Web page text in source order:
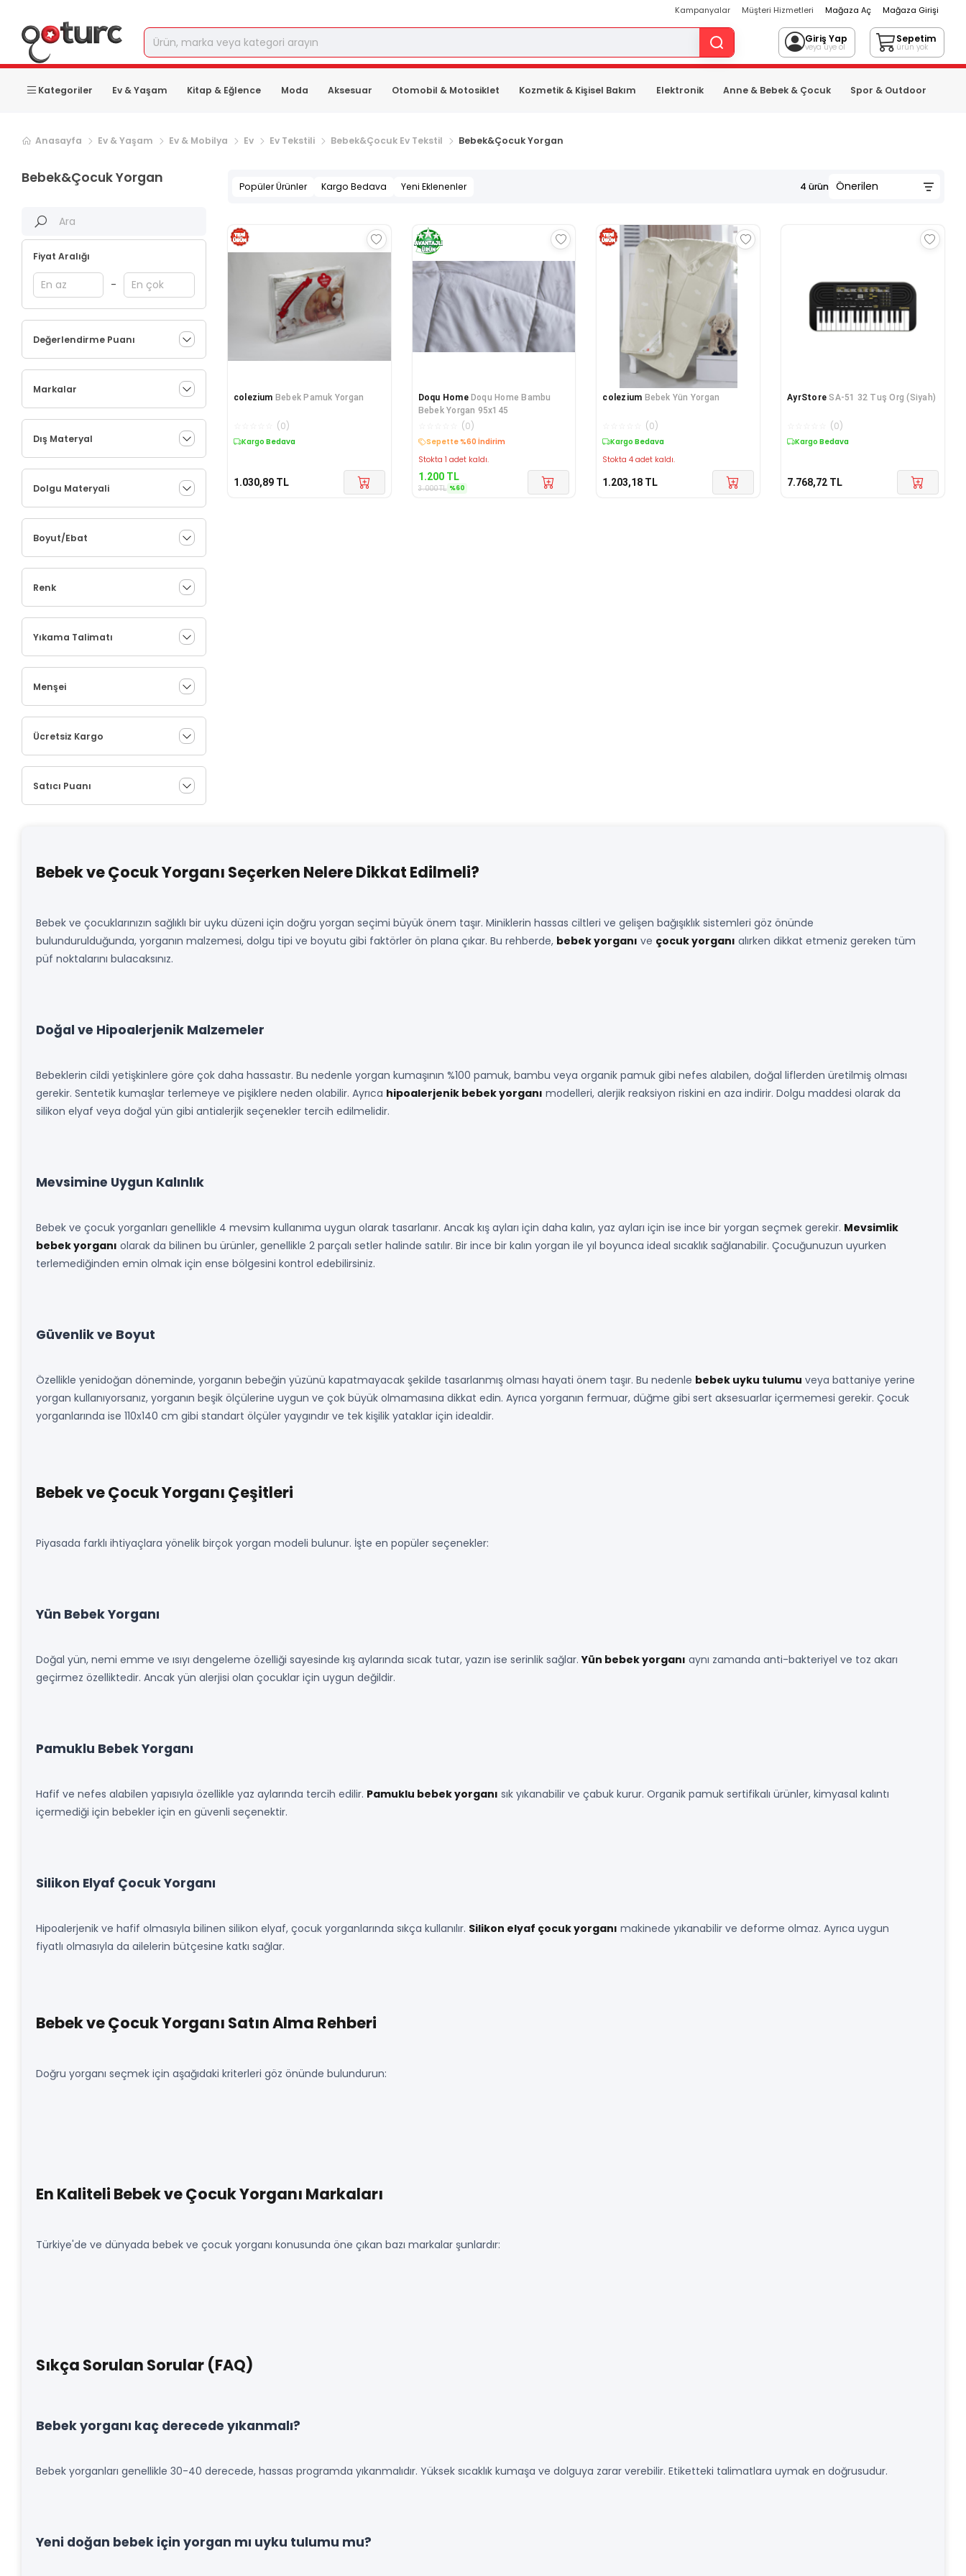
Kampanyalar Müşteri Hizmetleri Mağaza Aç Mağaza Girişi
Giriş Yap
veya üye ol
Sepetim
ürün yok
Kategoriler Ev & Yaşam Kitap & Eğlence Moda Aksesuar Otomobil & Motosiklet Kozmetik & Kişisel Bakım Elektronik Anne & Bebek & Çocuk Spor & Outdoor
Anasayfa Ev & Yaşam Ev & Mobilya Ev Ev Tekstili Bebek&Çocuk Ev Tekstil Bebek&Çocuk Yorgan
Bebek&Çocuk Yorgan
Fiyat Aralığı
-
Değerlendirme Puanı
Markalar
Dış Materyal
Dolgu Materyali
Boyut/Ebat
Renk
Yıkama Talimatı
Menşei
Ücretsiz Kargo
Satıcı Puanı
Popüler Ürünler Kargo Bedava Yeni Eklenenler 4 ürün
colezium Bebek Pamuk Yorgan
(0)
Kargo Bedava
1.030,89 TL
Doqu Home Doqu Home Bambu
Bebek Yorgan 95x145
(0)
Sepette %60 İndirim
Stokta 1 adet kaldı.
1.200 TL
3.000TL %60
colezium Bebek Yün Yorgan
(0)
Kargo Bedava
Stokta 4 adet kaldı.
1.203,18 TL
AyrStore SA-51 32 Tuş Org (Siyah)
(0)
Kargo Bedava
7.768,72 TL
Bebek ve Çocuk Yorganı Seçerken Nelere Dikkat Edilmeli?
Bebek ve çocuklarınızın sağlıklı bir uyku düzeni için doğru yorgan seçimi büyük önem taşır. Miniklerin hassas ciltleri ve gelişen bağışıklık sistemleri göz önünde
bulundurulduğunda, yorganın malzemesi, dolgu tipi ve boyutu gibi faktörler ön plana çıkar. Bu rehberde, bebek yorganı ve çocuk yorganı alırken dikkat etmeniz gereken tüm
püf noktalarını bulacaksınız.
Doğal ve Hipoalerjenik Malzemeler
Bebeklerin cildi yetişkinlere göre çok daha hassastır. Bu nedenle yorgan kumaşının %100 pamuk, bambu veya organik pamuk gibi nefes alabilen, doğal liflerden üretilmiş olması
gerekir. Sentetik kumaşlar terlemeye ve pişiklere neden olabilir. Ayrıca hipoalerjenik bebek yorganı modelleri, alerjik reaksiyon riskini en aza indirir. Dolgu maddesi olarak da
silikon elyaf veya doğal yün gibi antialerjik seçenekler tercih edilmelidir.
Mevsimine Uygun Kalınlık
Bebek ve çocuk yorganları genellikle 4 mevsim kullanıma uygun olarak tasarlanır. Ancak kış ayları için daha kalın, yaz ayları için ise ince bir yorgan seçmek gerekir. Mevsimlik
bebek yorganı olarak da bilinen bu ürünler, genellikle 2 parçalı setler halinde satılır. Bir ince bir kalın yorgan ile yıl boyunca ideal sıcaklık sağlanabilir. Çocuğunuzun uyurken
terlemediğinden emin olmak için ense bölgesini kontrol edebilirsiniz.
Güvenlik ve Boyut
Özellikle yenidoğan döneminde, yorganın bebeğin yüzünü kapatmayacak şekilde tasarlanmış olması hayati önem taşır. Bu nedenle bebek uyku tulumu veya battaniye yerine
yorgan kullanıyorsanız, yorganın beşik ölçülerine uygun ve çok büyük olmamasına dikkat edin. Ayrıca yorganın fermuar, düğme gibi sert aksesuarlar içermemesi gerekir. Çocuk
yorganlarında ise 110x140 cm gibi standart ölçüler yaygındır ve tek kişilik yataklar için idealdir.
Bebek ve Çocuk Yorganı Çeşitleri
Piyasada farklı ihtiyaçlara yönelik birçok yorgan modeli bulunur. İşte en popüler seçenekler:
Yün Bebek Yorganı
Doğal yün, nemi emme ve ısıyı dengeleme özelliği sayesinde kış aylarında sıcak tutar, yazın ise serinlik sağlar.Yün bebek yorganı aynı zamanda anti-bakteriyel ve toz akarı
geçirmez özelliktedir. Ancak yün alerjisi olan çocuklar için uygun değildir.
Pamuklu Bebek Yorganı
Hafif ve nefes alabilen yapısıyla özellikle yaz aylarında tercih edilir. Pamuklu bebek yorganı sık yıkanabilir ve çabuk kurur. Organik pamuk sertifikalı ürünler, kimyasal kalıntı
içermediği için bebekler için en güvenli seçenektir.
Silikon Elyaf Çocuk Yorganı
Hipoalerjenik ve hafif olmasıyla bilinen silikon elyaf, çocuk yorganlarında sıkça kullanılır. Silikon elyaf çocuk yorganı makinede yıkanabilir ve deforme olmaz. Ayrıca uygun
fiyatlı olmasıyla da ailelerin bütçesine katkı sağlar.
Bebek ve Çocuk Yorganı Satın Alma Rehberi
Doğru yorganı seçmek için aşağıdaki kriterleri göz önünde bulundurun:
En Kaliteli Bebek ve Çocuk Yorganı Markaları
Türkiye'de ve dünyada bebek ve çocuk yorganı konusunda öne çıkan bazı markalar şunlardır:
Sıkça Sorulan Sorular (FAQ)
Bebek yorganı kaç derecede yıkanmalı?
Bebek yorganları genellikle 30-40 derecede, hassas programda yıkanmalıdır. Yüksek sıcaklık kumaşa ve dolguya zarar verebilir. Etiketteki talimatlara uymak en doğrusudur.
Yeni doğan bebek için yorgan mı uyku tulumu mu?